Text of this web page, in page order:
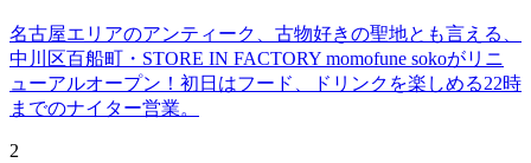
名古屋エリアのアンティーク、古物好きの聖地とも言える、
中川区百船町・STORE IN FACTORY momofune sokoがリニ
ューアルオープン！初日はフード、ドリンクを楽しめる22時
までのナイター営業。
2